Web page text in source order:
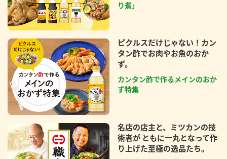
り煮」
ピクルスだけじゃない！カン
タン酢でお肉やお魚のおか
ず。
カンタン酢で作るメインのおか
ず特集
名店の店主と、ミツカンの技
術者が ともに一丸となって作
り上げた至極の逸品たち。